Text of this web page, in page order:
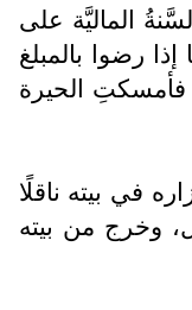
الماليَّة على
رضوا بالمبلغ
الحيرة
في بيته ناقلًا
وخرج من بيته